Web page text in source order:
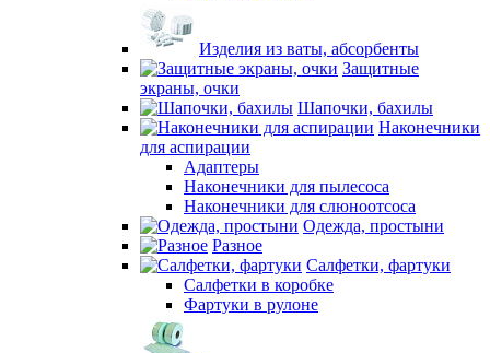
Изделия из ваты, абсорбенты
Защитные
экраны, очки
Шапочки, бахилы
Наконечники
для аспирации
Адаптеры
Наконечники для пылесоса
Наконечники для слюноотсоса
Одежда, простыни
Разное
Салфетки, фартуки
Салфетки в коробке
Фартуки в рулоне